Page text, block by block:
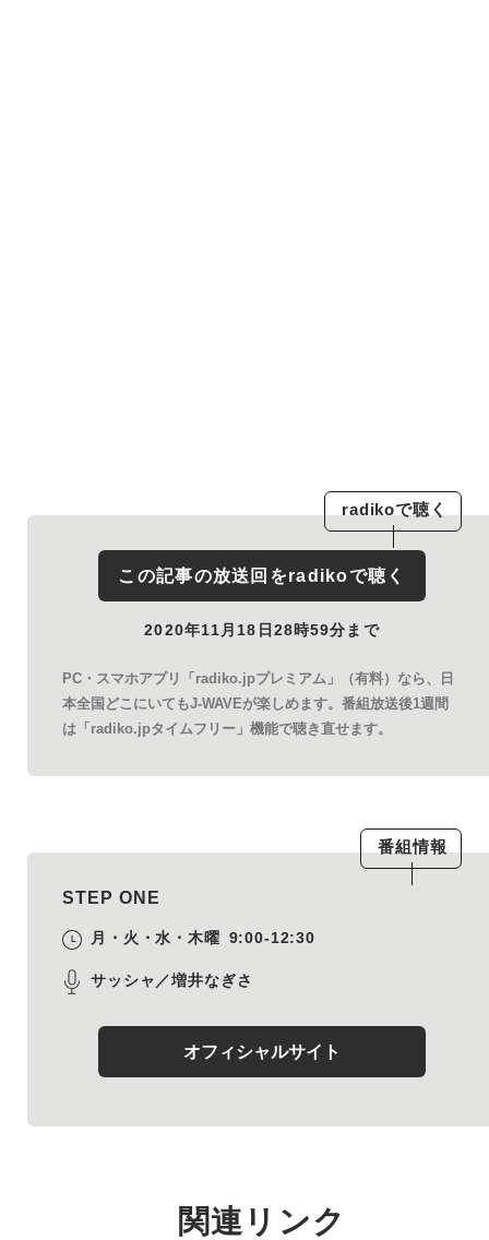
radikoで聴く
この記事の放送回をradikoで聴く
2020年11月18日28時59分まで
PC・スマホアプリ「radiko.jpプレミアム」（有料）なら、日
本全国どこにいてもJ-WAVEが楽しめます。番組放送後1週間
は「radiko.jpタイムフリー」機能で聴き直せます。
番組情報
STEP ONE
月・火・水・木曜 9:00-12:30
サッシャ／増井なぎさ
オフィシャルサイト
関連リンク